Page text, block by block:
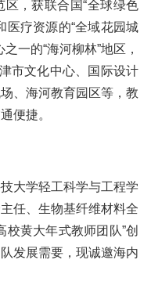
，获联合国“全球绿色
医疗资源的“全域花园城
一的“海河柳林”地区，
市文化中心、国际设计
、海河教育园区等，教
便捷。
大学轻工科学与工程学
任、生物基纤维材料全
校黄大年式教师团队”创
发展需要，现诚邀海内